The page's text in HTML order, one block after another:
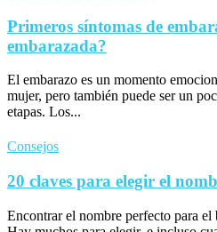
Primeros síntomas de
embarazada?
El embarazo es un momento
mujer, pero también puede ser un
etapas. Los...
Consejos
20 claves para elegir el
Encontrar el nombre perfecto para el